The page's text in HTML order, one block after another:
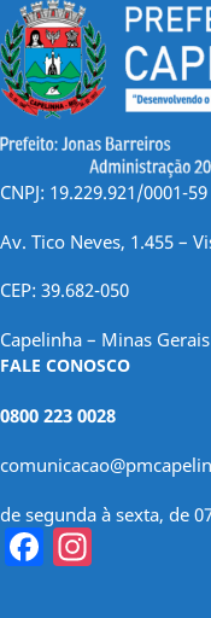
CNPJ: 19.229.921/0001-59
Av. Tico Neves, 1.455 –
CEP: 39.682-050
Capelinha – Minas Gerais
FALE CONOSCO
0800 223 0028
de segunda à sexta, de
Facebook